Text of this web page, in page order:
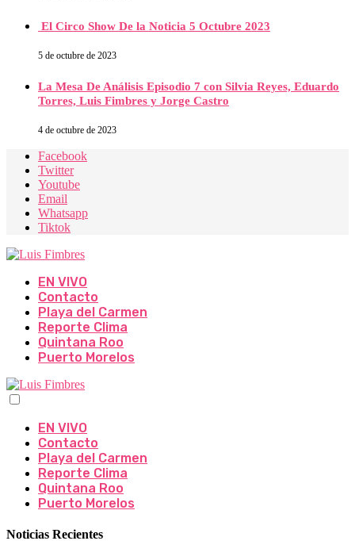
El Circo Show De la Noticia 5 Octubre 2023
5 de octubre de 2023
La Mesa De Análisis Episodio 7 con Silvia Reyes, Eduardo
Torres, Luis Fimbres y Jorge Castro
4 de octubre de 2023
Facebook
Twitter
Youtube
Email
Whatsapp
Tiktok
EN VIVO
Contacto
Playa del Carmen
Reporte Clima
Quintana Roo
Puerto Morelos
EN VIVO
Contacto
Playa del Carmen
Reporte Clima
Quintana Roo
Puerto Morelos
Noticias Recientes